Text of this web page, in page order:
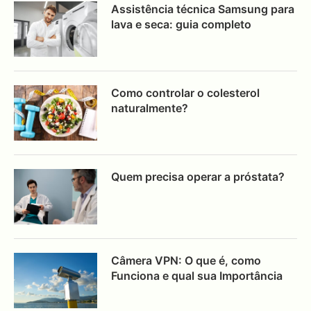
Assistência técnica Samsung para
lava e seca: guia completo
Como controlar o colesterol
naturalmente?
Quem precisa operar a próstata?
Câmera VPN: O que é, como
Funciona e qual sua Importância